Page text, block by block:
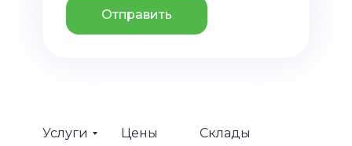
Отправить
Услуги Цены Склады